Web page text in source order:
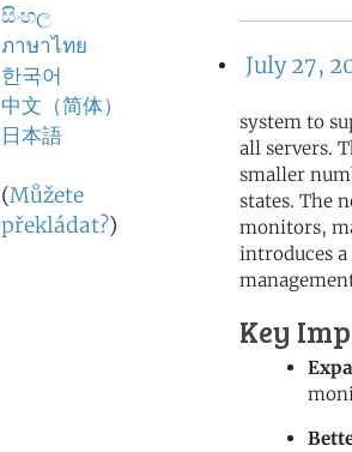
සිංහල
ภาษาไทย
한국어
中文（简体）
日本語
(Můžete
překládat?)
July 27,
system to
all servers.
smaller
states. The
monitors,
introduces
Key